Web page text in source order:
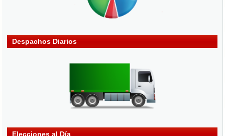
Despachos Diarios
Elecciones al Día